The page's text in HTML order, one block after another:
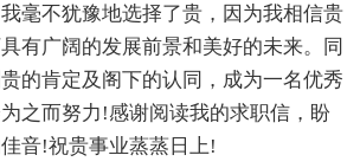
毫不犹豫地选择了贵，因为我相信贵
有广阔的发展前景和美好的未来。同
的肯定及阁下的认同，成为一名优秀
之而努力!感谢阅读我的求职信，盼
音!祝贵事业蒸蒸日上!